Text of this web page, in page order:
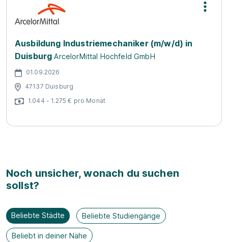
Ausbildung Industriemechaniker (m/w/d) in
Duisburg ArcelorMittal Hochfeld GmbH
01.09.2026
47137 Duisburg
1.044 - 1.275 € pro Monat
Noch unsicher, wonach du suchen
sollst?
Beliebte Städte Beliebte Studiengänge
Beliebt in deiner Nähe